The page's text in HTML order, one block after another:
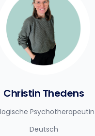
Christin Thedens
Deutsch